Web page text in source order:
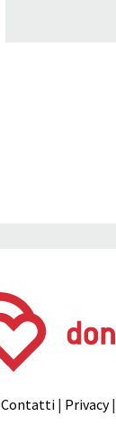
Contatti | Privacy|